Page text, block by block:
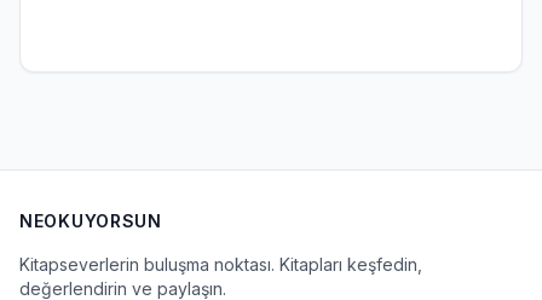
NEOKUYORSUN
Kitapseverlerin buluşma noktası. Kitapları keşfedin,
değerlendirin ve paylaşın.